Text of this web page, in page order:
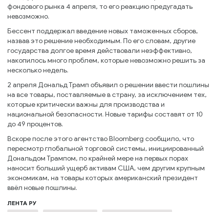
фондового рынка 4 апреля, то его реакцию предугадать
невозможно.
Бессент поддержал введение новых таможенных сборов,
назвав это решение необходимым. По его словам, другие
государства долгое время действовали неэффективно,
накопилось много проблем, которые невозможно решить за
несколько недель.
2 апреля Дональд Трамп объявил о решении ввести пошлины
на все товары, поставляемые в страну, за исключением тех,
которые критически важны для производства и
национальной безопасности. Новые тарифы составят от 10
до 49 процентов.
Вскоре после этого агентство Bloomberg сообщило, что
пересмотр глобальной торговой системы, инициированный
Дональдом Трампом, по крайней мере на первых порах
наносит больший ущерб активам США, чем другим крупным
экономикам, на товары которых американский президент
ввёл новые пошлины.
ЛЕНТА РУ